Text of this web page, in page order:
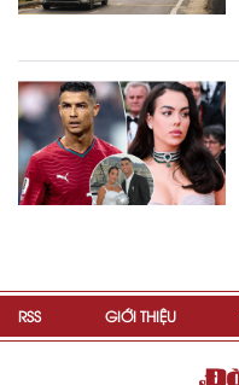
RSS GIỚI THIỆU